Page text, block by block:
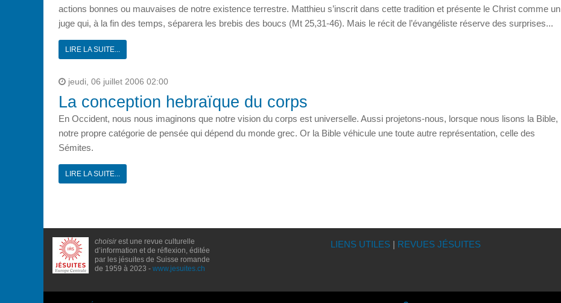
actions bonnes ou mauvaises de notre existence terrestre. Matthieu s’inscrit dans cette tradition et présente le Christ comme un
juge qui, à la fin des temps, séparera les brebis des boucs (Mt 25,31-46). Mais le récit de l’évangéliste réserve des surprises...
LIRE LA SUITE...
jeudi, 06 juillet 2006 02:00
La conception hebraïque du corps
En Occident, nous nous imaginons que notre vision du corps est universelle. Aussi projetons-nous, lorsque nous lisons la Bible,
notre propre catégorie de pensée qui dépend du monde grec. Or la Bible véhicule une toute autre représentation, celle des
Sémites.
LIRE LA SUITE...
choisirest une revue culturelle
d’information et de réflexion, éditée
par les jésuites de Suisse romande
de 1959 à 2023 - www.jesuites.ch
LIENS UTILES| REVUES JÉSUITES